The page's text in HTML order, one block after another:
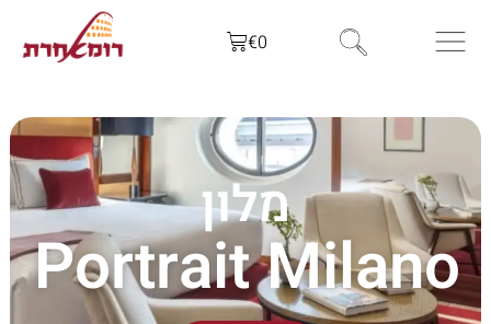
€0
מלון
Portrait Milano